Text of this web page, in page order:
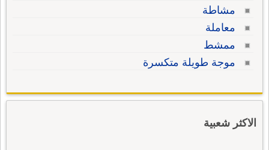
مشاطة
معاملة
ممشط
موجة طويلة متكسرة
الاكثر شعبية